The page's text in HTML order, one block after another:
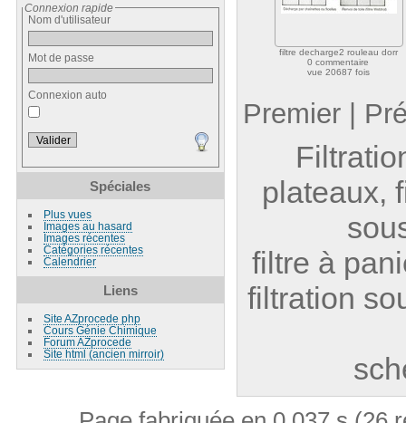
Connexion rapide
Nom d'utilisateur
Mot de passe
Connexion auto
Spéciales
Plus vues
Images au hasard
Images récentes
Catégories récentes
Calendrier
Liens
Site AZprocede php
Cours Génie Chimique
Forum AZprocede
Site html (ancien mirroir)
filtre decharge2 rouleau dorr
0 commentaire
vue 20687 fois
Premier |
plateaux,
filtre à
filtration